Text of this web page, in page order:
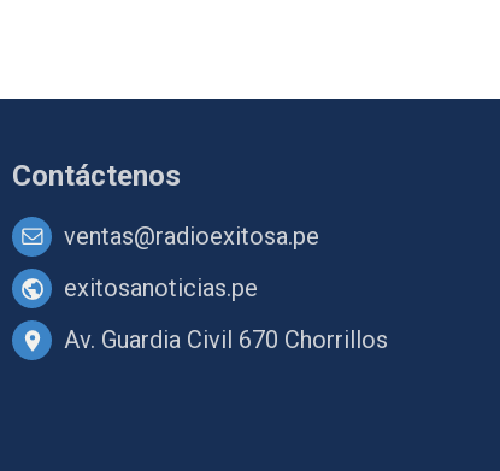
Contáctenos
ventas@radioexitosa.pe
exitosanoticias.pe
Av. Guardia Civil 670 Chorrillos